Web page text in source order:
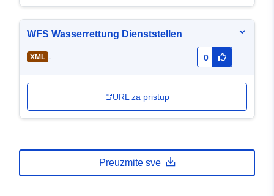
WFS Wasserrettung Dienststellen
XML - 0
URL za pristup
Preuzmite sve